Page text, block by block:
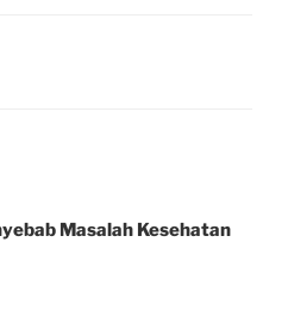
Masalah Kesehatan